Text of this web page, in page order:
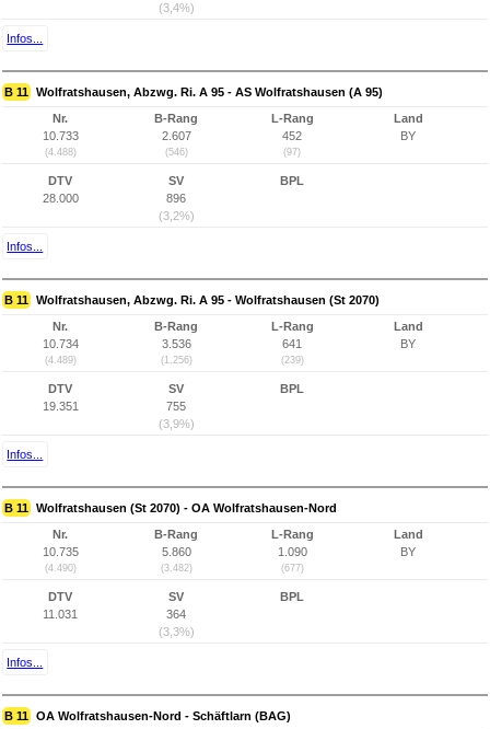
(3,4%)
Infos...
B 11 Wolfratshausen, Abzwg. Ri. A 95 - AS Wolfratshausen (A 95)
Nr.
10.733
(4.488)
B-Rang
2.607
(546)
L-Rang
452
(97)
Land
BY
DTV
28.000
SV
896
(3,2%)
BPL
Infos...
B 11 Wolfratshausen, Abzwg. Ri. A 95 - Wolfratshausen (St 2070)
Nr.
10.734
(4.489)
B-Rang
3.536
(1.256)
L-Rang
641
(239)
Land
BY
DTV
19.351
SV
755
(3,9%)
BPL
Infos...
B 11 Wolfratshausen (St 2070) - OA Wolfratshausen-Nord
Nr.
10.735
(4.490)
B-Rang
5.860
(3.482)
L-Rang
1.090
(677)
Land
BY
DTV
11.031
SV
364
(3,3%)
BPL
Infos...
B 11 OA Wolfratshausen-Nord - Schäftlarn (BAG)